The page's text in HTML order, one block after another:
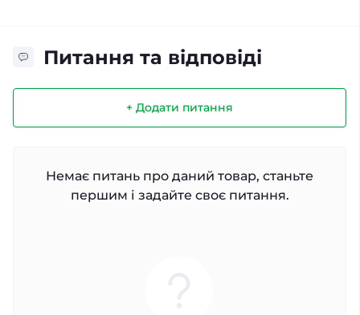
Питання та відповіді
+ Додати питання
Немає питань про даний товар, станьте
першим і задайте своє питання.